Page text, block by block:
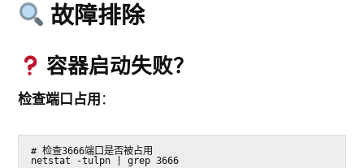
故障排除
容器启动失败？
检查端口占用 ：
# 检查3666端口是否被占用
netstat -tulpn | grep 3666